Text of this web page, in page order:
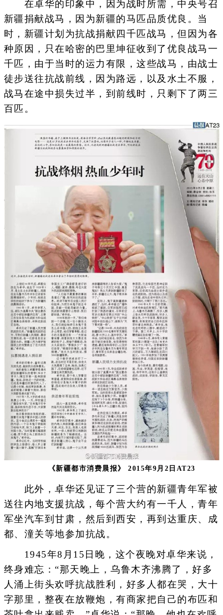
在卓华的印象中，因为战时所需，中央号召
新疆捐献战马，因为新疆的马匹品质优良。当
时，新疆计划为抗战捐献四千匹战马，但因为各
种原因，只在哈密的巴里坤征收到了优良战马一
千匹，由于当时的运力有限，这些战马，由战士
徒步送往抗战前线，因为路远，以及水土不服，
战马在途中损失过半，到前线时，只剩下了两三
百匹。
《新疆都市消费晨报》 2015年9月2日AT23
此外，卓华还见证了三个营的新疆青年军被
送往内地支援抗战，每个营大约有一千人，青年
军坐汽车到甘肃，然后到西安，再到达重庆、成
都、潼关等地参加抗战。
1945年8月15日晚，这个夜晚对卓华来说，
终身难忘：“那天晚上，乌鲁木齐沸腾了，好多
人涌上街头欢呼抗战胜利，好多人都在哭，大十
字那里，整夜在放鞭炮，有商家把自己的布匹和